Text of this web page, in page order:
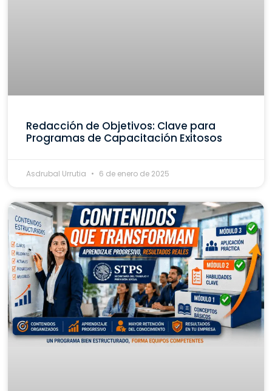
Redacción de Objetivos: Clave para
Programas de Capacitación Exitosos
Asdrubal Urrutia 6 de enero de 2025